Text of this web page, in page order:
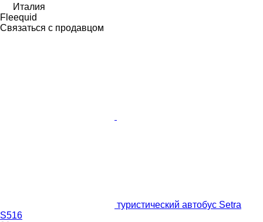
Италия
Fleequid
Связаться с продавцом
туристический автобус Setra
S516